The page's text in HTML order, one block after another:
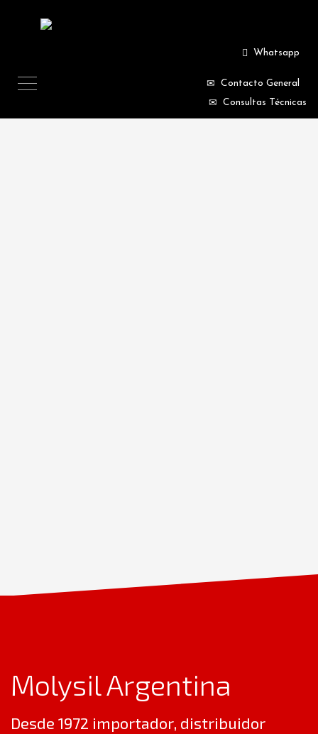
Whatsapp
Contacto General
Consultas Técnicas
Molysil Argentina
Desde 1972 importador, distribuidor